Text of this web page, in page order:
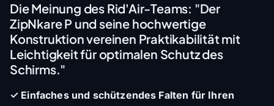
Die Meinung des Rid'Air-Teams: "Der
ZipNkare P und seine hochwertige
Konstruktion vereinen Praktikabilität mit
Leichtigkeit für optimalen Schutz des
Schirms."
✓ Einfaches und schützendes Falten für Ihren